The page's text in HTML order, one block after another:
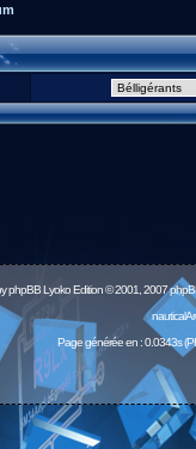
phpBBLyoko Edition © 2001, 2007
Page générée en : 0.0343s